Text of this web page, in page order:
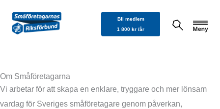
innehåll
Bli medlem
1 800 kr /år
Om Småföretagarna
Vi arbetar för att skapa en enklare, tryggare och mer lönsam
vardag för Sveriges småföretagare genom påverkan,